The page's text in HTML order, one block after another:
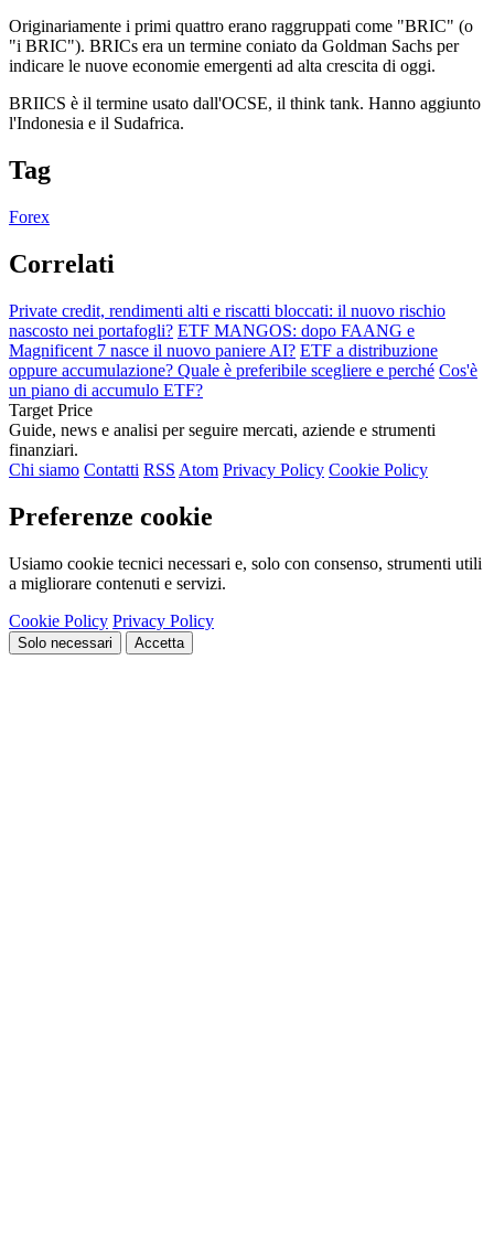
Originariamente i primi quattro erano raggruppati come "BRIC" (o
"i BRIC"). BRICs era un termine coniato da Goldman Sachs per
indicare le nuove economie emergenti ad alta crescita di oggi.
BRIICS è il termine usato dall'OCSE, il think tank. Hanno aggiunto
l'Indonesia e il Sudafrica.
Tag
Forex
Correlati
Private credit, rendimenti alti e riscatti bloccati: il nuovo rischio
nascosto nei portafogli? ETF MANGOS: dopo FAANG e
Magnificent 7 nasce il nuovo paniere AI? ETF a distribuzione
oppure accumulazione? Quale è preferibile scegliere e perché Cos'è
un piano di accumulo ETF?
Target Price
Guide, news e analisi per seguire mercati, aziende e strumenti
finanziari.
Chi siamo Contatti RSS Atom Privacy Policy Cookie Policy
Preferenze cookie
Usiamo cookie tecnici necessari e, solo con consenso, strumenti utili
a migliorare contenuti e servizi.
Cookie Policy Privacy Policy
Solo necessari Accetta